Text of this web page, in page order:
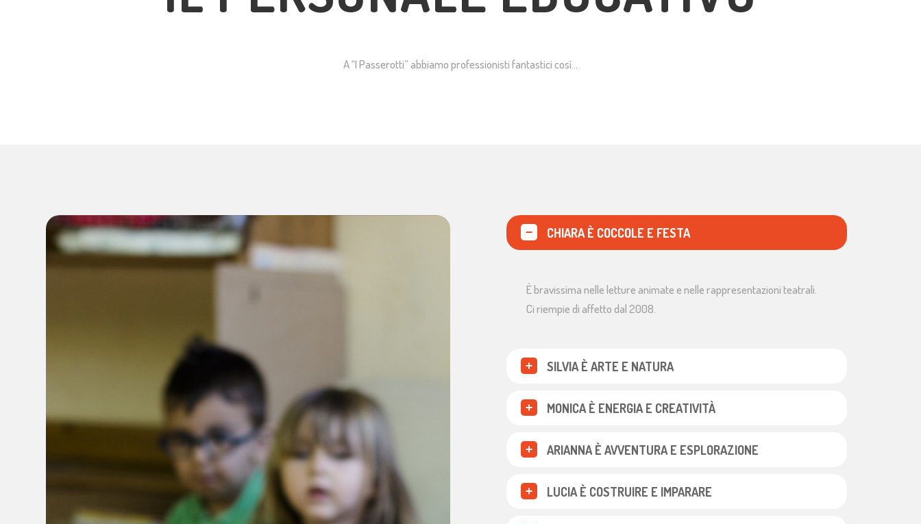
A “I Passerotti” abbiamo professionisti fantastici così…
CHIARA È COCCOLE E FESTA
È bravissima nelle letture animate e nelle rappresentazioni teatrali.
Ci riempie di affetto dal 2008.
SILVIA È ARTE E NATURA
MONICA È ENERGIA E CREATIVITÀ
ARIANNA È AVVENTURA E ESPLORAZIONE
LUCIA È COSTRUIRE E IMPARARE